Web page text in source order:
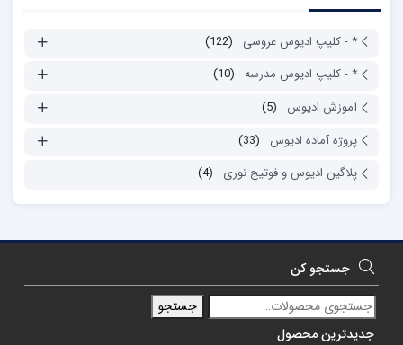
* - کلیپ ادیوس عروسی
(122)
* - کلیپ ادیوس مدرسه (10)
آموزش ادیوس
(5)
پروژه آماده ادیوس
(33)
پلاگین ادیوس و فوتیج نوری
(4)
جستجو کن
جستجو
جدیدترین محصول